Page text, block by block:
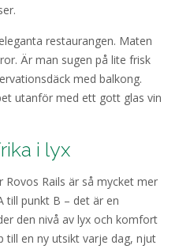
restaurangen. Maten
Är man sugen på lite frisk
med balkong.
utanför med ett gott glas vin
i lyx
Rovos Rails är så mycket mer
till punkt B – det är en
den nivå av lyx och komfort
till en ny utsikt varje dag, njut